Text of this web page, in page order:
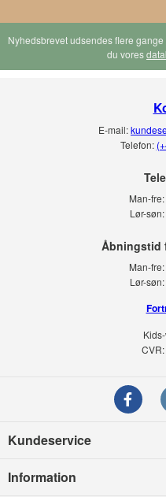
Nyhedsbrevet udsendes flere
du vores
E-mail:
Telefon:
Man-fre:
Lør-søn:
Man-fre:
Lør-søn:
Kundeservice
Information